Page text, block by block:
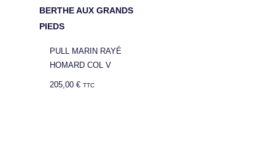
BERTHE AUX GRANDS
PIEDS
PULL MARIN RAYÉ
HOMARD COL V
205,00€ TTC